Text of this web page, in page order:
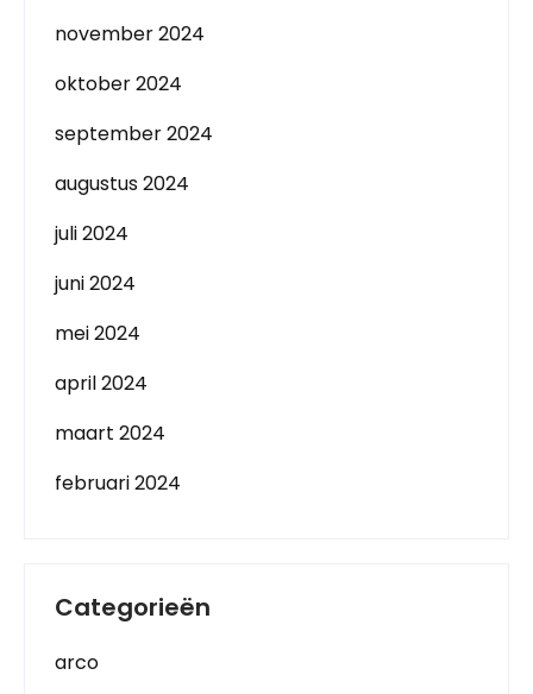
november 2024
oktober 2024
september 2024
augustus 2024
juli 2024
juni 2024
mei 2024
april 2024
maart 2024
februari 2024
Categorieën
arco